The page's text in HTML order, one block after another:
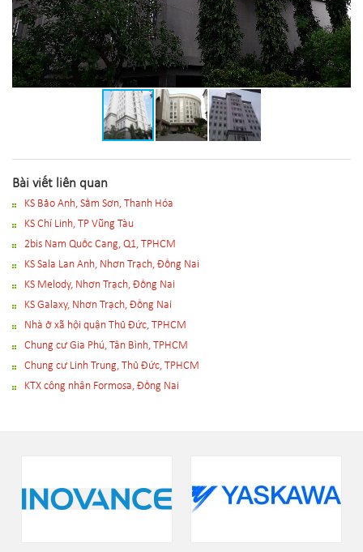
Bài viết liên quan
KS Bảo Anh, Sầm Sơn, Thanh Hóa
KS Chí Linh, TP Vũng Tàu
2bis Nam Quốc Cang, Q1, TPHCM
KS Sala Lan Anh, Nhơn Trạch, Đồng Nai
KS Melody, Nhơn Trạch, Đồng Nai
KS Galaxy, Nhơn Trạch, Đồng Nai
Nhà ở xã hội quận Thủ Đức, TPHCM
Chung cư Gia Phú, Tân Bình, TPHCM
Chung cư Linh Trung, Thủ Đức, TPHCM
KTX công nhân Formosa, Đồng Nai